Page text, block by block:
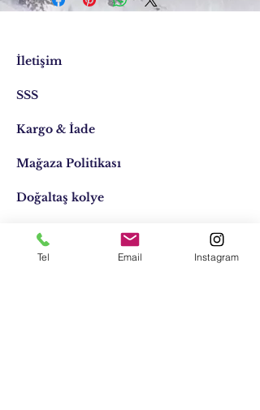
İletişim
SSS
Kargo & İade
Mağaza Politikası
Doğaltaş kolye
Doğaltaş kişiye özel
Tasarımlar
Tel Email Instagram